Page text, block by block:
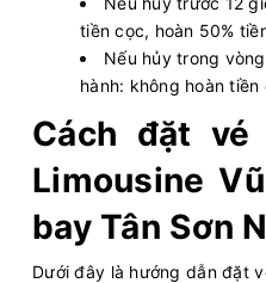
10/08/2026
Văn phòng Vũng
Tàu
Anh Quốc Limousine
Giá vé:210.000 Còn
07:3010/08/2026
tiền cọc, hoàn 50%
Nếu hủy trong
hành: không hoàn tiền
Cách đặt vé
Limousine
bay Tân Sơn
Dưới đây là hướng dẫn đặt